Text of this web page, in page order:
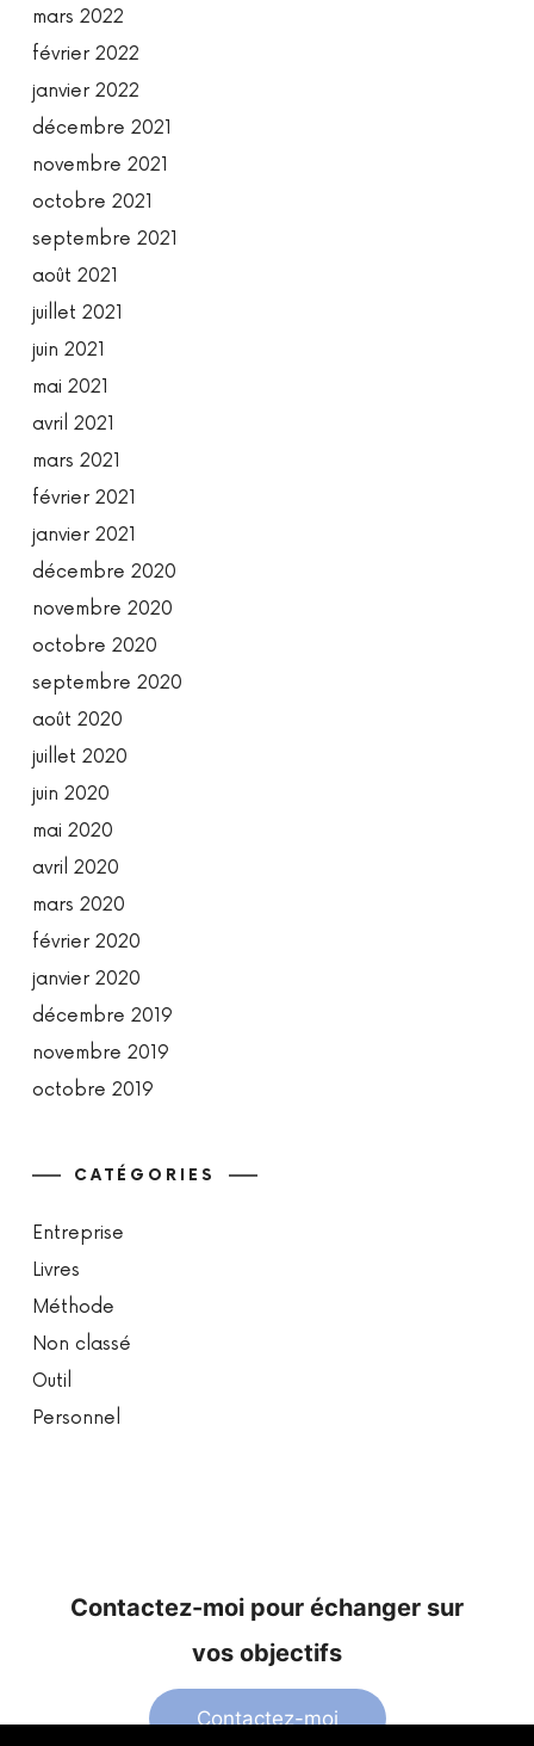
mars 2022
février 2022
janvier 2022
décembre 2021
novembre 2021
octobre 2021
septembre 2021
août 2021
juillet 2021
juin 2021
mai 2021
avril 2021
mars 2021
février 2021
janvier 2021
décembre 2020
novembre 2020
octobre 2020
septembre 2020
août 2020
juillet 2020
juin 2020
mai 2020
avril 2020
mars 2020
février 2020
janvier 2020
décembre 2019
novembre 2019
octobre 2019
CATÉGORIES
Entreprise
Livres
Méthode
Non classé
Outil
Personnel
Contactez-moi pour échanger sur
vos objectifs
Contactez-moi